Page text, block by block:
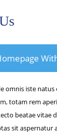
omnis iste
totam rem
beatae vitae
sit aspernatur